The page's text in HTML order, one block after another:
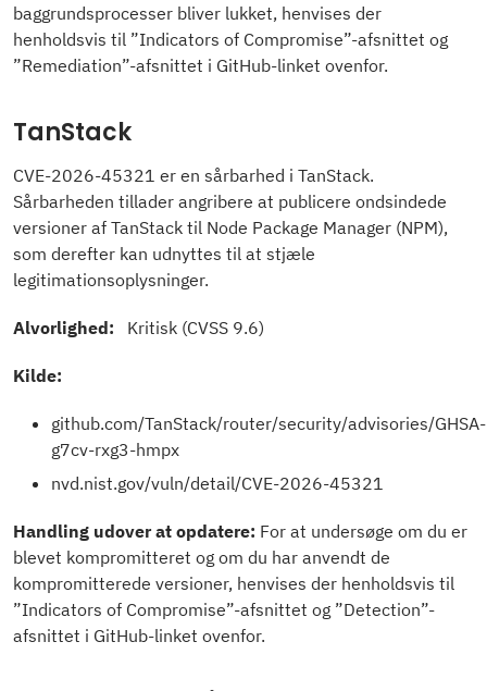
baggrundsprocesser bliver lukket, henvises der
henholdsvis til ”Indicators of Compromise”-afsnittet og
”Remediation”-afsnittet i GitHub-linket ovenfor.
TanStack
CVE-2026-45321 er en sårbarhed i TanStack.
Sårbarheden tillader angribere at publicere ondsindede
versioner af TanStack til Node Package Manager (NPM),
som derefter kan udnyttes til at stjæle
legitimationsoplysninger.
Alvorlighed: Kritisk (CVSS 9.6)
Kilde:
github.com/TanStack/router/security/advisories/GHSA-
g7cv-rxg3-hmpx
nvd.nist.gov/vuln/detail/CVE-2026-45321
Handling udover at opdatere: For at undersøge om du er
blevet kompromitteret og om du har anvendt de
kompromitterede versioner, henvises der henholdsvis til
”Indicators of Compromise”-afsnittet og ”Detection”-
afsnittet i GitHub-linket ovenfor.